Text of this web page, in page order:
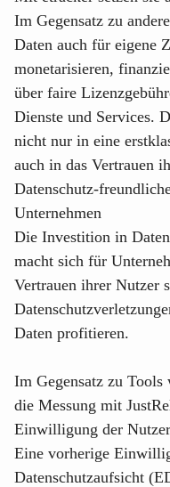
Im Gegensatz zu
Daten auch für eigene
monetarisieren,
über faire
Dienste und Services.
nicht nur in eine
auch in das Vertrauen
Datenschutz-
Unternehmen
Die Investition in
macht sich für
Vertrauen ihrer Nutzer
Daten profitieren.
Im Gegensatz zu
die Messung mit
Einwilligung der
Eine vorherige
Datenschutzaufsicht